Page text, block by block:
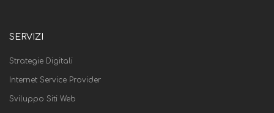
SERVIZI
Strategie Digitali
Internet Service Provider
Sviluppo Siti Web